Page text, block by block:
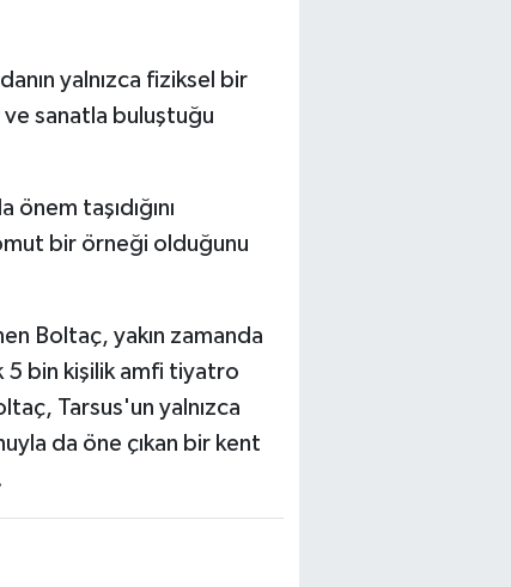
yalnızca fiziksel bir
ve sanatla buluştuğu
taşıdığını
bir örneği olduğunu
Boltaç, yakın zamanda
5 bin kişilik amfi tiyatro
Tarsus'un yalnızca
da öne çıkan bir kent